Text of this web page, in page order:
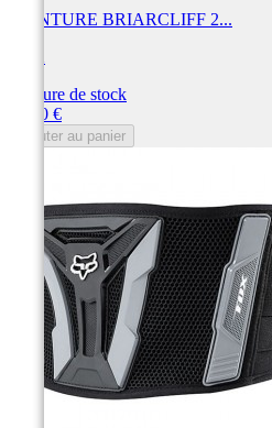
CEINTURE BRIARCLIFF 2...
Rupture de stock
35,00 €
Ajouter au panier